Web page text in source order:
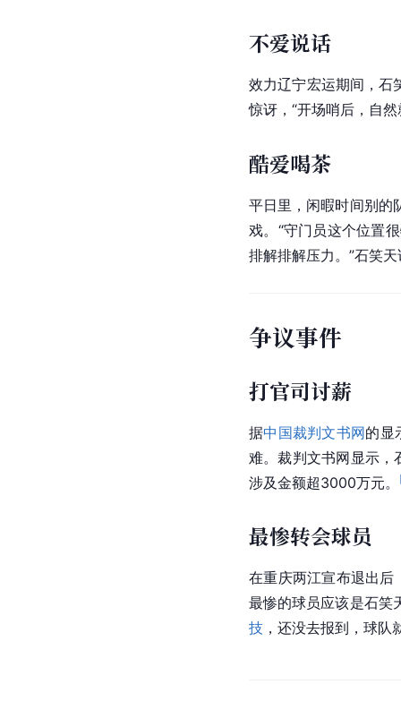
不爱说话
效力辽宁宏运期间，石
惊讶，“开场哨后，自
酷爱喝茶
平日里，闲暇时间别的
戏。“守门员这个位置
排解排解压力。”石笑
争议事件
打官司讨薪
据中国裁判文书网的显
难。裁判文书网显示，
涉及金额超3000万元。
最惨转会球员
在重庆两江宣布退出后
最惨的球员应该是石笑
技 ，还没去报到，球队